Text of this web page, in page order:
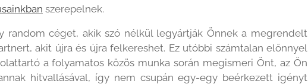
szerepelnek.
random céget, akik szó nélkül legyártják Önnek a megrendelt
akit újra és újra felkereshet. Ez utóbbi számtalan előnnyel
a folyamatos közös munka során megismeri Önt, az Ön
hitvallásával, így nem csupán egy-egy beérkezett igényt